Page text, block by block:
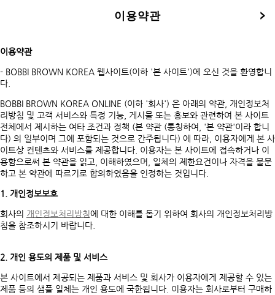
이용약관
이용약관
- BOBBI BROWN KOREA 웹사이트(이하 '본 사이트')에 오신 것을 환영합니
다.
BOBBI BROWN KOREA ONLINE (이하 '회사') 은 아래의 약관, 개인정보처
리방침 및 고객 서비스와 특정 기능, 게시물 또는 홍보와 관련하여 본 사이트
전체에서 제시하는 여타 조건과 정책 (본 약관 (통칭하여, '본 약관'이라 합니
다) 의 일부이며 그에 포함되는 것으로 간주됩니다) 에 따라, 이용자에게 본 사
이트상 컨텐츠와 서비스를 제공합니다. 이용자는 본 사이트에 접속하거나 이
용함으로써 본 약관을 읽고, 이해하였으며, 일체의 제한요건이나 자격을 불문
하고 본 약관에 따르기로 합의하였음을 인정하는 것입니다.
1. 개인정보보호
회사의 개인정보처리방침에 대한 이해를 돕기 위하여 회사의 개인정보처리방
침을 참조하시기 바랍니다.
2. 개인 용도의 제품 및 서비스
본 사이트에서 제공되는 제품과 서비스 및 회사가 이용자에게 제공할 수 있는
제품 등의 샘플 일체는 개인 용도에 국한됩니다. 이용자는 회사로부터 구매하